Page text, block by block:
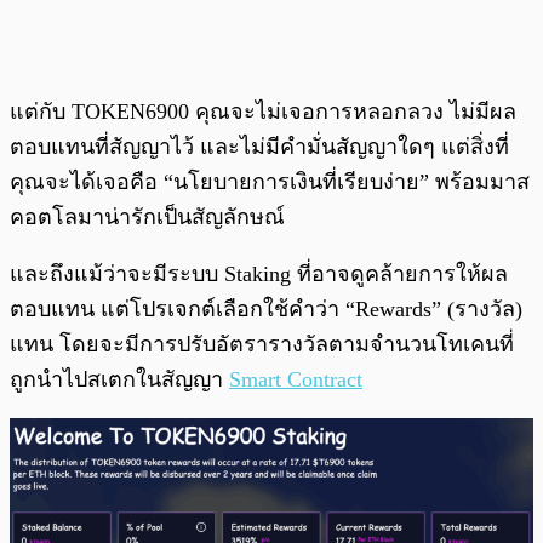
แต่กับ TOKEN6900 คุณจะไม่เจอการหลอกลวง ไม่มีผล
ตอบแทนที่สัญญาไว้ และไม่มีคำมั่นสัญญาใดๆ แต่สิ่งที่
คุณจะได้เจอคือ “นโยบายการเงินที่เรียบง่าย” พร้อมมาส
คอตโลมาน่ารักเป็นสัญลักษณ์
และถึงแม้ว่าจะมีระบบ Staking ที่อาจดูคล้ายการให้ผล
ตอบแทน แต่โปรเจกต์เลือกใช้คำว่า “Rewards” (รางวัล)
แทน โดยจะมีการปรับอัตรารางวัลตามจำนวนโทเคนที่
ถูกนำไปสเตกในสัญญา Smart Contract